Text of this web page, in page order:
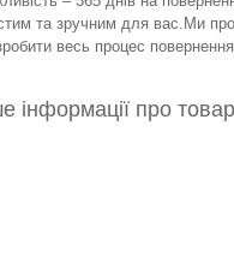
та зручним для вас.Ми
весь процес
інформації про